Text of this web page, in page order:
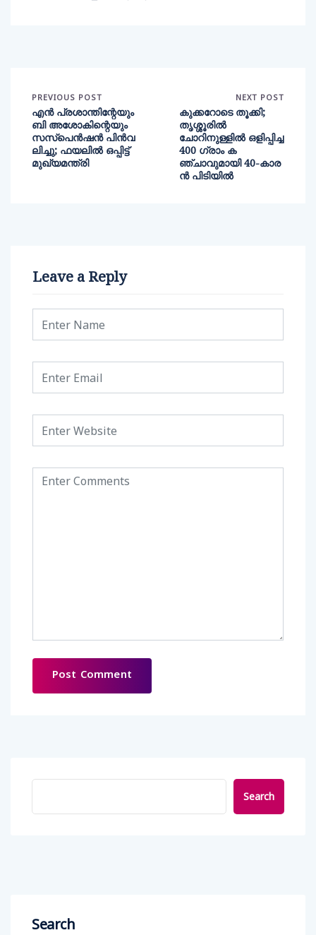
PREVIOUS POST
എൻ പ്രശാന്തിന്റേയും
ബി അശോകിന്റെയും
സസ്‌പെൻഷൻ പിൻവ
ലിച്ചു; ഫയലിൽ ഒപ്പിട്ട്
മുഖ്യമന്ത്രി
NEXT POST
കുക്കറോടെ തൂക്കി;
തൃശ്ശൂരിൽ
ചോറിനുള്ളിൽ ഒളിപ്പിച്ച
400 ഗ്രാം ക
ഞ്ചാവുമായി 40-കാര
ൻ പിടിയിൽ
Leave a Reply
Search
Search